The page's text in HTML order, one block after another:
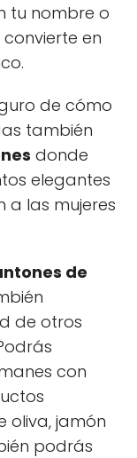
tu nombre o
en
de cómo
también
donde
elegantes
a las mujeres
de
de otros
con
oliva, jamón
podrás